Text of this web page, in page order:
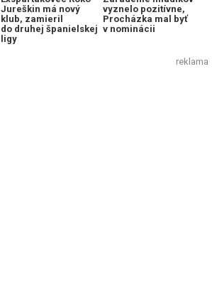
Jureškin má nový
klub, zamieril
do druhej španielskej
ligy
vyznelo pozitívne,
Procházka mal byť
v nominácii
reklama